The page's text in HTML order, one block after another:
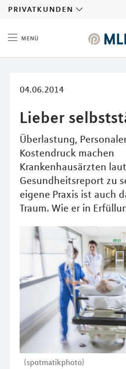
privatkunden
menü
04.06.2014
Lieber
Überlastung,
Kostendruck machen
Krankenhausärzten
Gesundheitsreport zu
eigene Praxis ist auch
Traum. Wie er in
(spotmatikphoto)